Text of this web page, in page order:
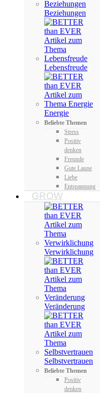
Beziehungen
Lebensfreude
Energie
Beliebte Themen
Stress
Positiv
denken
Freunde
Gute Laune
Liebe
Entspannung
GROW
Verwirklichung
Veränderung
Selbstvertrauen
Beliebte Themen
Positiv
denken